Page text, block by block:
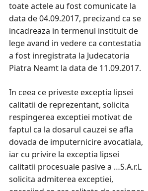
toate actele au fost comunicate la
data de 04.09.2017, precizand ca se
incadreaza in termenul instituit de
lege avand in vedere ca contestatia
a fost inregistrata la Judecatoria
Piatra Neamt la data de 11.09.2017.
In ceea ce priveste exceptia lipsei
calitatii de reprezentant, solicita
respingerea exceptiei motivat de
faptul ca la dosarul cauzei se afla
dovada de imputernicire avocatiala,
iar cu privire la exceptia lipsei
calitatii procesuale pasive a …S.A.r.L
solicita admiterea exceptiei,